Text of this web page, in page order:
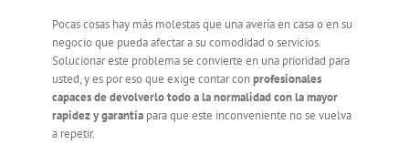
Servicio Técnico
Garantía
Pocas cosas hay más molestas que una avería en casa o en su
negocio que pueda afectar a su comodidad o servicios.
Solucionar este problema se convierte en una prioridad para
usted, y es por eso que exige contar conprofesionales
capaces de devolverlo todo a la normalidad con la mayor
rapidez y garantíapara que este inconveniente no se vuelva
a repetir.